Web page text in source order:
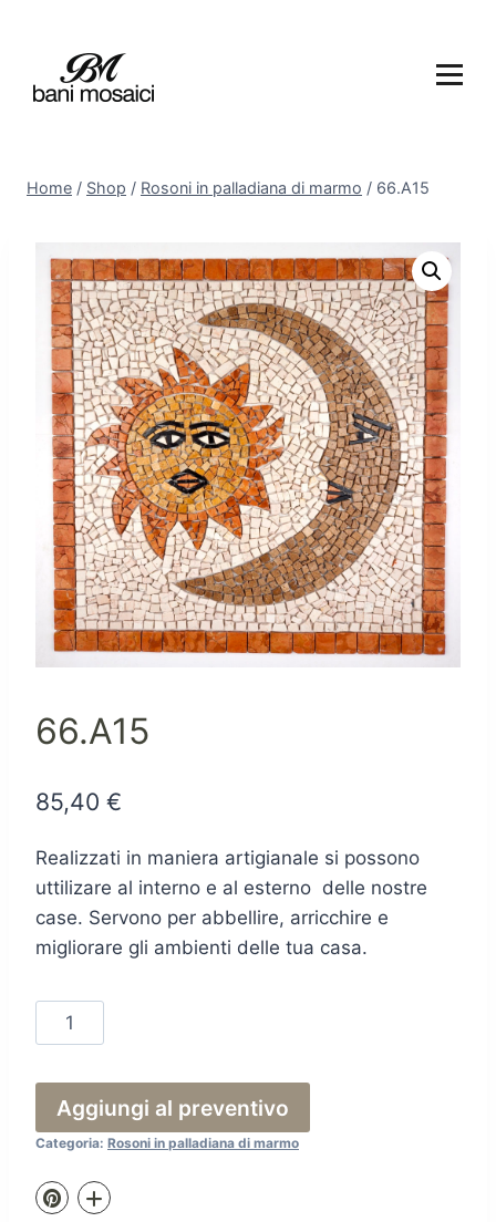
Home / Shop / Rosoni in palladiana di marmo / 66.A15
66.A15
85,40 €
Realizzati in maniera artigianale si possono
uttilizare al interno e al esterno delle nostre
case. Servono per abbellire, arricchire e
migliorare gli ambienti delle tua casa.
66.A15
quantità
Aggiungi al preventivo
Categoria: Rosoni in palladiana di marmo